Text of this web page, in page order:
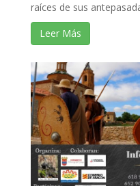
raíces de sus
Leer Más